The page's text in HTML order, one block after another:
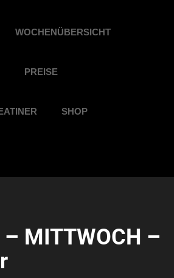
WOCHENÜBERSICHT
PREISE
SHOP
MITTWOCH –